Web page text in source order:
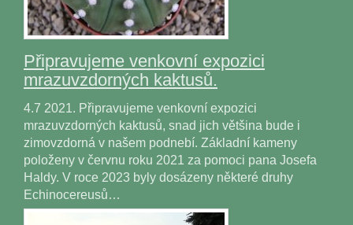
Připravujeme venkovní expozici
mrazuvzdorných kaktusů.
4.7 2021. Připravujeme venkovní expozici
mrazuvzdorných kaktusů, snad jich většina bude i
zimovzdorná v našem podnebí. Základní kameny
položeny v červnu roku 2021 za pomoci pana Josefa
Haldy. V roce 2023 byly dosázeny některé druhy
Echinocereusů…